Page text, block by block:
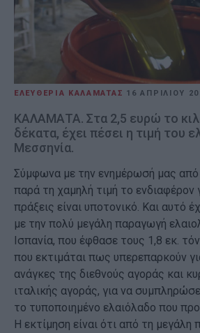
ΕΛΕΥΘΕΡΙΑ ΚΑΛΑΜΑΤΑΣ 16 ΑΠΡΙΛΊΟΥ
ΚΑΛΑΜΑΤΑ. Στα 2,5 ευρώ το
δέκατα, έχει πέσει η τιμή του
Μεσσηνία.
Σύμφωνα με την ενημέρωσή μας από
παρά τη χαμηλή τιμή το ενδιαφέρον
πράξεις είναι υποτονικό. Και αυτό
με την πολύ μεγάλη παραγωγή
Ισπανία, που έφθασε τους 1,8 εκ.
που εκτιμάται πως υπερεπαρκούν
ανάγκες της διεθνούς αγοράς και
ιταλικής αγοράς, για να
το τυποποιημένο ελαιόλαδο που
Η εκτίμηση είναι ότι από τη